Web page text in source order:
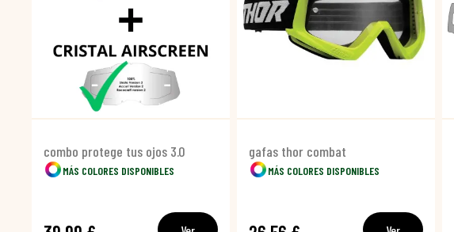
combo protege tus ojos 3.0
MÁS COLORES DISPONIBLES
gafas thor combat
MÁS COLORES DISPONIBLES